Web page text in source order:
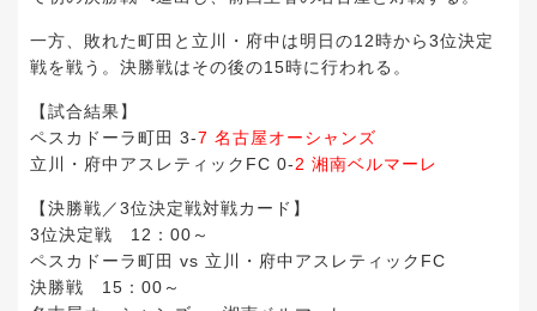
一方、敗れた町田と立川・府中は明日の12時から3位決定
戦を戦う。決勝戦はその後の15時に行われる。
【試合結果】
ペスカドーラ町田 3-7 名古屋オーシャンズ
立川・府中アスレティックFC 0-2 湘南ベルマーレ
【決勝戦／3位決定戦対戦カード】
3位決定戦 12：00～
ペスカドーラ町田 vs 立川・府中アスレティックFC
決勝戦 15：00～